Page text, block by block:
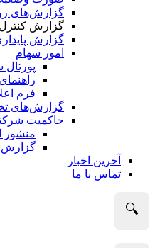
گزارش‌های
گزارش
گزارش
امور سهام
پورتال
فرم
گزارش‌های
حاکمیت
منشور
گزارش
آخرین اخبار
تماس با ما
🔍